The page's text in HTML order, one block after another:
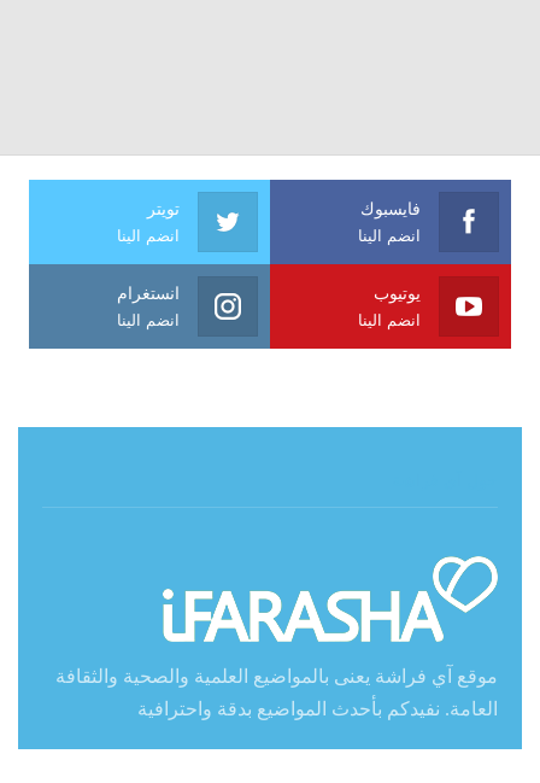
فايسبوك
انضم الينا
تويتر
انضم الينا
يوتيوب
انضم الينا
انستغرام
انضم الينا
موقع آي فراشة يعنى بالمواضيع العلمية والصحية والثقافة
العامة. نفيدكم بأحدث المواضيع بدقة واحترافية